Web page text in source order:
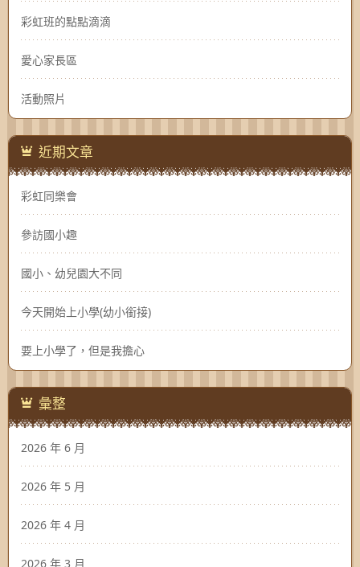
彩虹班的點點滴滴
愛心家長區
活動照片
近期文章
彩虹同樂會
參訪國小趣
國小、幼兒園大不同
今天開始上小學(幼小銜接)
要上小學了，但是我擔心
彙整
2026 年 6 月
2026 年 5 月
2026 年 4 月
2026 年 3 月